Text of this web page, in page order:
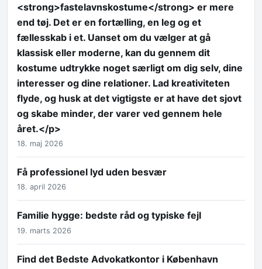
<strong>fastelavnskostume</strong> er mere
end tøj. Det er en fortælling, en leg og et
fællesskab i et. Uanset om du vælger at gå
klassisk eller moderne, kan du gennem dit
kostume udtrykke noget særligt om dig selv, dine
interesser og dine relationer. Lad kreativiteten
flyde, og husk at det vigtigste er at have det sjovt
og skabe minder, der varer ved gennem hele
året.</p>
18. maj 2026
Få professionel lyd uden besvær
18. april 2026
Familie hygge: bedste råd og typiske fejl
19. marts 2026
Find det Bedste Advokatkontor i København